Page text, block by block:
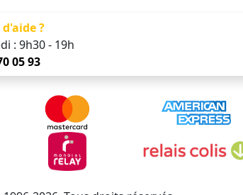
?
: 9h30 - 19h
05 93